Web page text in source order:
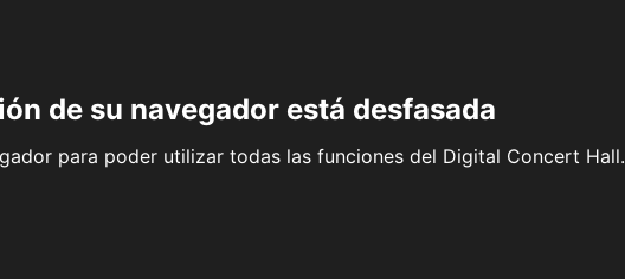
de su navegador está desfasada
para poder utilizar todas las funciones del Digital Concert Hall.